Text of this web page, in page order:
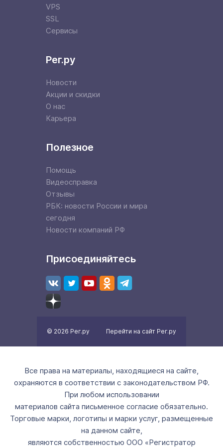
VPS
SSL
Сервисы
Рег.ру
Новости
Акции и скидки
О нас
Карьера
Полезное
Помощь
Видеосправка
Отзывы
РБК: новости России и мира
сегодня
Новости компаний РФ
Присоединяйтесь
© 2026 Рег.ру Перейти на сайт Рег.ру
Все права на материалы, находящиеся на сайте,
охраняются в соответствии с законодательством РФ.
При любом использовании
материалов сайта письменное согласие обязательно.
Торговые марки, логотипы и марки услуг, размещенные
на данном сайте,
являются собственностью ООО «Регистратор